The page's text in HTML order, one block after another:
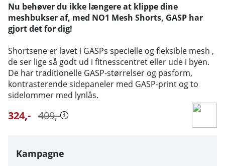
Nu behøver du ikke længere at klippe dine
meshbukser af, med NO1 Mesh Shorts, GASP har
gjort det for dig!
Shortsene er lavet i GASPs specielle og fleksible mesh ,
de ser lige så godt ud i fitnesscentret eller ude i byen.
De har traditionelle GASP-størrelser og pasform,
kontrasterende sidepaneler med GASP-print og to
sidelommer med lynlås.
409,-
324,-
Kampagne